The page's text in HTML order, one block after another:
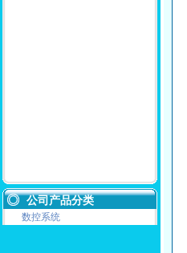
公司产品分类
数控系统